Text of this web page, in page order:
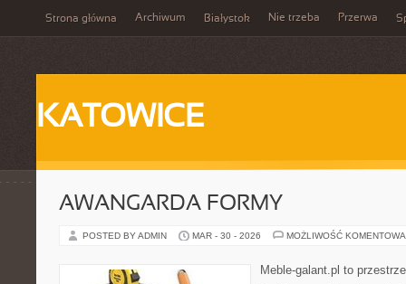
Strona główna Archiwum Białystok Nie trzeba Przerwa
KATOWICE
AWANGARDA FORMY
POSTED BY ADMIN MAR - 30 - 2026 MOŻLIWOŚĆ
Meble-galant.pl to